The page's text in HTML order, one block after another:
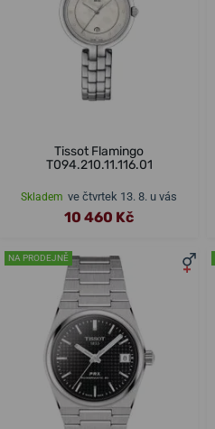
Tissot Flamingo
T094.210.11.116.01
Skladem ve čtvrtek 13. 8. u vás
10 460 Kč
NA PRODEJNĚ